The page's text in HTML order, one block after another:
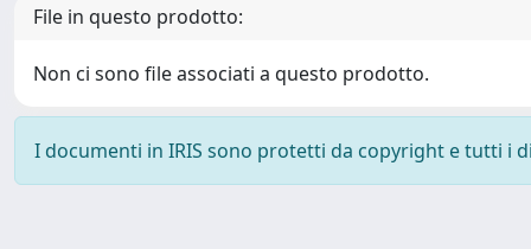
File in questo prodotto:
Non ci sono file associati a questo prodotto.
I documenti in IRIS sono protetti da copyright e tutti i